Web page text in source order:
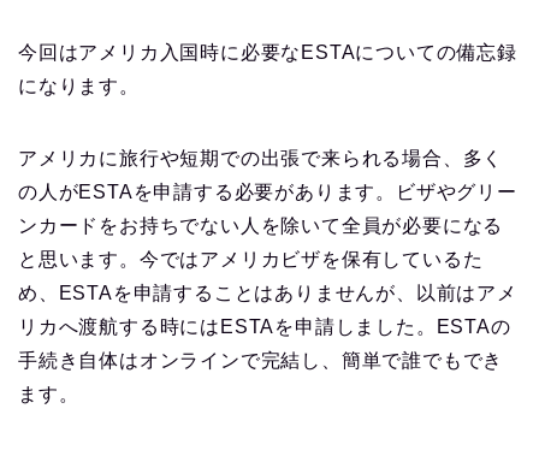
今回はアメリカ入国時に必要なESTAについての備忘録
になります。
アメリカに旅行や短期での出張で来られる場合、多く
の人がESTAを申請する必要があります。ビザやグリー
ンカードをお持ちでない人を除いて全員が必要になる
と思います。今ではアメリカビザを保有しているた
め、ESTAを申請することはありませんが、以前はアメ
リカへ渡航する時にはESTAを申請しました。ESTAの
手続き自体はオンラインで完結し、簡単で誰でもでき
ます。